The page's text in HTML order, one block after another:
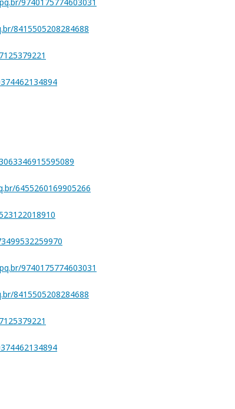
8415505208284688
6455260169905266
9740175774603031
8415505208284688